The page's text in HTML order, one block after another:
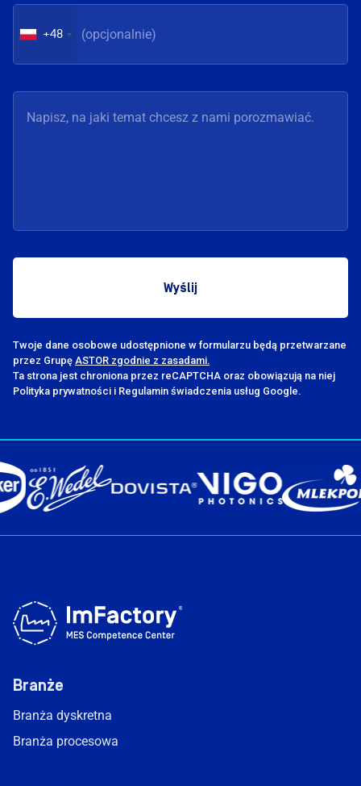
+48
Twoje dane osobowe udostępnione w formularzu będą przetwarzane
przez Grupę ASTOR zgodnie z zasadami.
Ta strona jest chroniona przez reCAPTCHA oraz obowiązują na niej
Polityka prywatności i Regulamin świadczenia usług Google.
Branże
Branża dyskretna
Branża procesowa